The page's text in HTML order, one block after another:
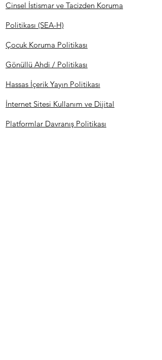
Cinsel İstismar ve Tacizden Koruma
Politikası (SEA-H)
Çocuk Koruma Politikası
Gönüllü Ahdi / Politikası
Hassas İçerik Yayın Politikası
İnternet Sitesi Kullanım ve Dijital
Platformlar Davranış Politikası